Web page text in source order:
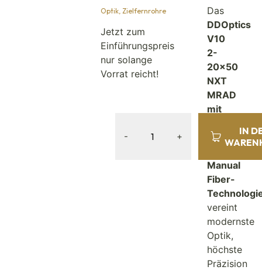
Optik,Zielfernrohre
Jetzt zum
Einführungspreis
nur solange
Vorrat reicht!
- +
IN
Das
DDOptics
V10
2-
20×50
NXT
MRAD
mit
Absehen
Manual
Fiber-
vereint
modernste
Optik,
höchste
Präzision